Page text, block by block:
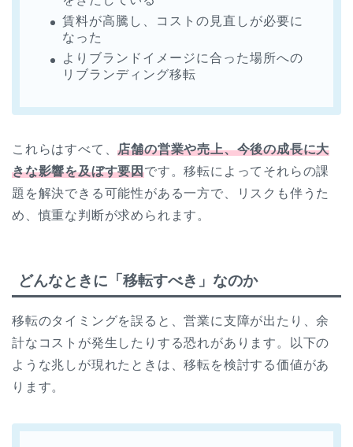
賃料が高騰し、コストの見直しが必要に
なった
よりブランドイメージに合った場所への
リブランディング移転
これらはすべて、店舗の営業や売上、今後の成長に大
きな影響を及ぼす要因です。移転によってそれらの課
題を解決できる可能性がある一方で、リスクも伴うた
め、慎重な判断が求められます。
どんなときに「移転すべき」なのか
移転のタイミングを誤ると、営業に支障が出たり、余
計なコストが発生したりする恐れがあります。以下の
ような兆しが現れたときは、移転を検討する価値があ
ります。